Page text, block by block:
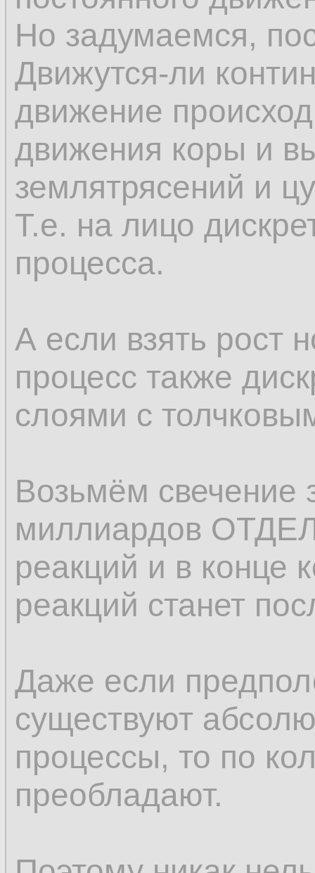
Но задумаемся,
Движутся-ли
движение
движения коры и
землятрясений и
Т.е. на лицо
процесса.
А если взять рост
процесс также
слоями с
Возьмём свечение
миллиардов
реакций и в конце
реакций станет
Даже если
существуют
процессы, то по
преобладают.